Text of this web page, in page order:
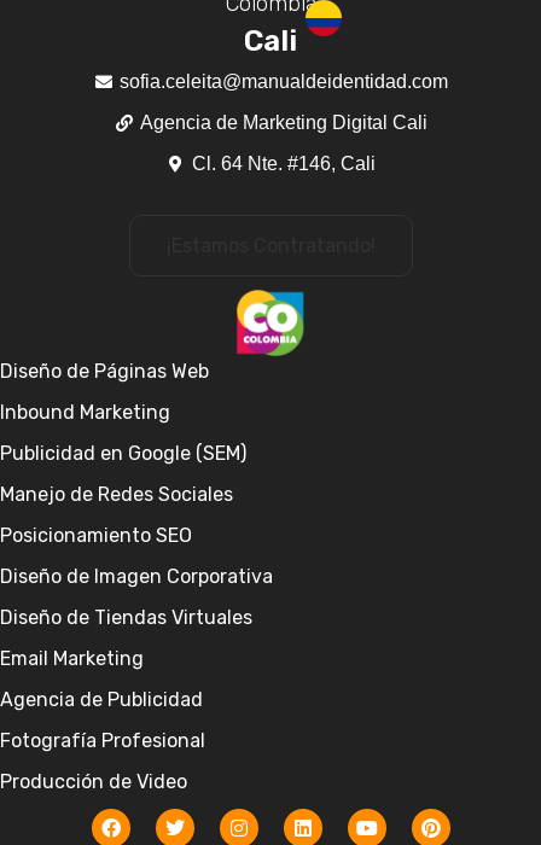
Diseño de Páginas Web
Inbound Marketing
Publicidad en Google (SEM)
Manejo de Redes Sociales
Posicionamiento SEO
Diseño de Imagen Corporativa
Diseño de Tiendas Virtuales
Email Marketing
Agencia de Publicidad
Fotografía Profesional
Producción de Video
Cali
sofia.celeita@manualdeidentidad.com
Agencia de Marketing Digital Cali
Cl. 64 Nte. #146, Cali